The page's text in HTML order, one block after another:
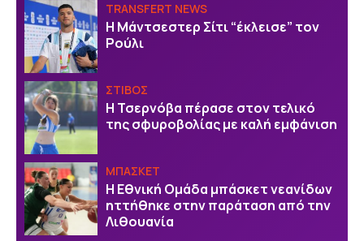
TRANSFERT NEWS
Η Μάντσεστερ Σίτι “έκλεισε” τον
Ρούλι
ΣΤΙΒΟΣ
Η Τσερνόβα πέρασε στον τελικό
της σφυροβολίας με καλή εμφάνιση
ΜΠΑΣΚΕΤ
Η Εθνική Ομάδα μπάσκετ νεανίδων
ηττήθηκε στην παράταση από την
Λιθουανία